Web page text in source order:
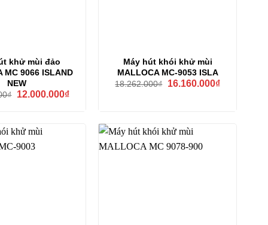
khử mùi đảo
MC 9066 ISLAND
NEW
₫
Giá
12.000.000₫Giá
12.000.000₫.
Máy hút khói khử mùi
MALLOCA MC-9053 ISLA
18.262.000₫
Giá
16.160.000₫Giá